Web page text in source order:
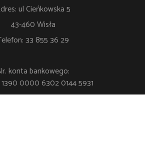
ul Cieńkowska 5
43-460 Wisła
33 855 36 29
konta bankowego:
0000 6302 0144 5931